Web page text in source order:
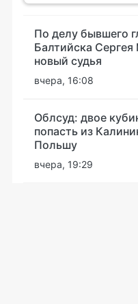
По делу бывшего
Балтийска Сергея
новый судья
вчера, 16:08
Облсуд: двое
попасть из
Польшу
вчера, 19:29